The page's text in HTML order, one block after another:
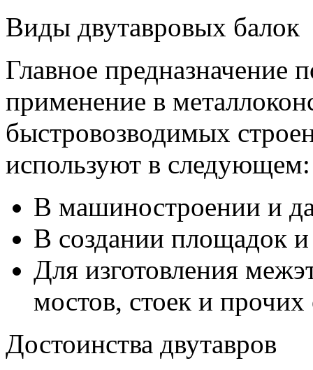
Виды двутавровых балок
Главное предназначение
применение в
быстровозводимых
используют в следующем:
В машиностроении и
В создании площадок
Для изготовления
мостов, стоек и
Достоинства двутавров